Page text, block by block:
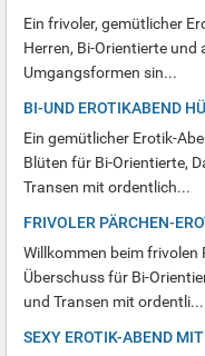
Ein frivoler, gemütlicher
Herren, Bi-Orientierte
Umgangsformen sin...
BI-UND EROTIKABEND
Ein gemütlicher Erotik-
Blüten für Bi-Orientierte,
Transen mit ordentlich...
FRIVOLER PÄRCHEN-
Willkommen beim frivolen
Überschuss für Bi-
und Transen mit ordentli...
SEXY EROTIK-ABEND